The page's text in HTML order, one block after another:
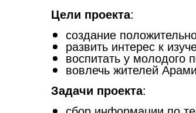
Цели проекта:
создание
развить интерес к
воспитать у молодого
вовлечь жителей
Задачи проекта: